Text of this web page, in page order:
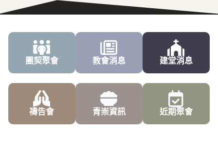
團契聚會
禱告會
教會消息
青崇資訊
建堂消息
近期聚會